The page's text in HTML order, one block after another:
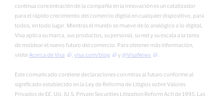
continua concentración de la compañía en la innovación es un catalizador
para el rápido crecimiento del comercio digital en cualquier dispositivo, para
todos, en todo lugar. Mientras el mundo se mueve de lo analógico a lo digital,
Visa aplica su marca, sus productos, su personal, su red y su escala a la tarea
de moldear el nuevo futuro del comercio. Para obtener más información,
visite Acerca de Visa visa.com/blog y@VisaNews
Este comunicado contiene declaraciones con miras al futuro conforme al
significado establecido en la Ley de Reforma de Litigios sobre Valores
Privados de EE. UU. (U.S. Private Securities Litigation Reform Act) de 1995. Las